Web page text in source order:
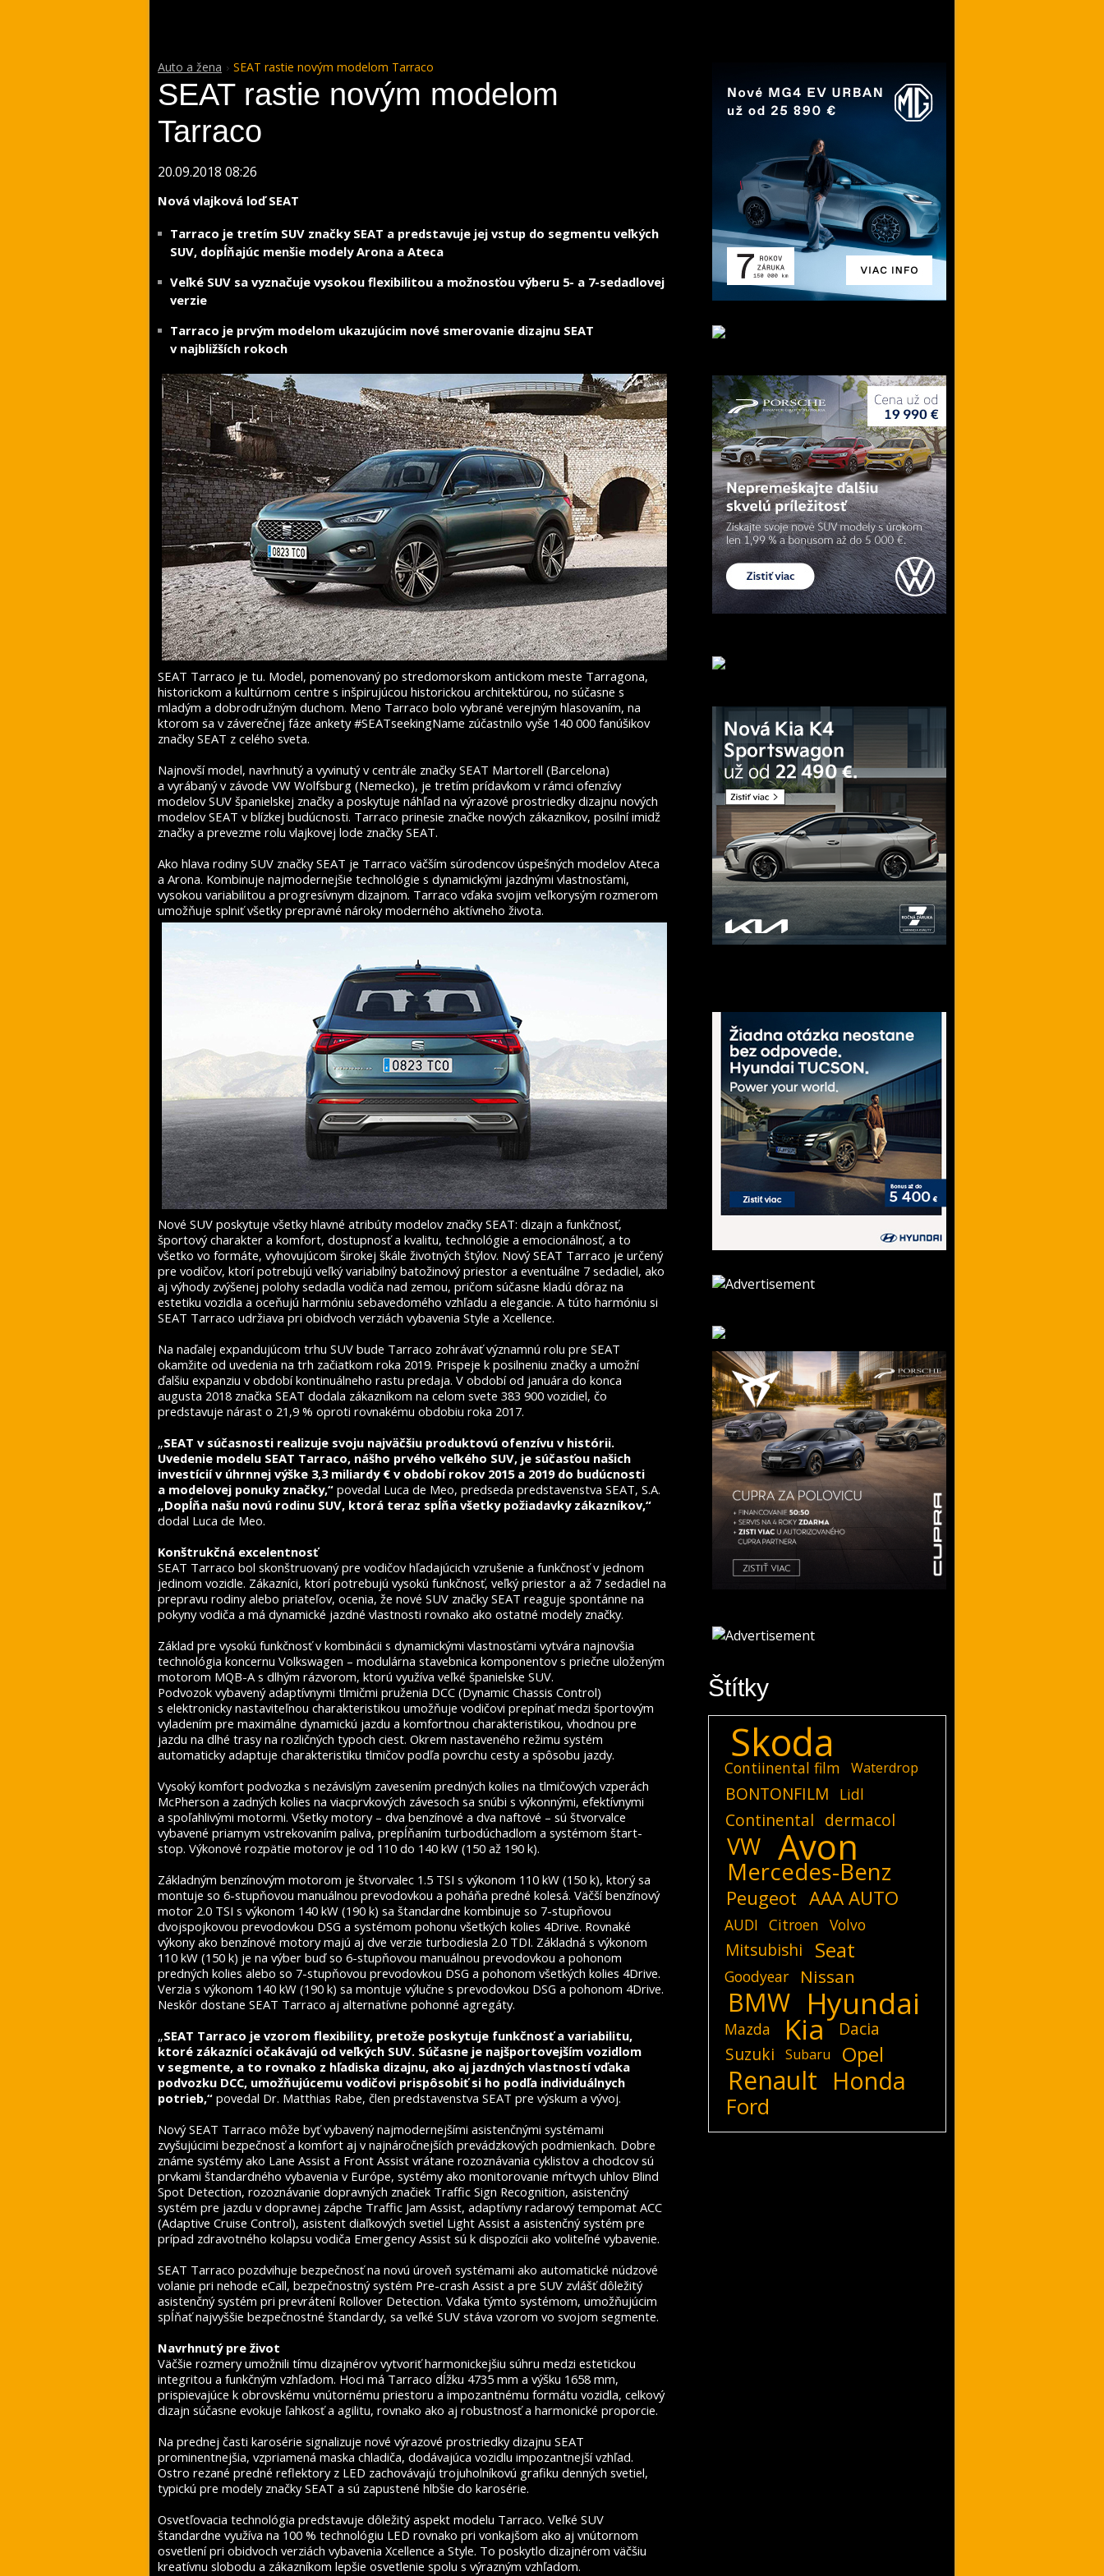
Auto a žena SEAT rastie novým modelom Tarraco
SEAT rastie novým modelom
Tarraco
20.09.2018 08:26
Nová vlajková loď SEAT
Tarraco je tretím SUV značky SEAT a predstavuje jej vstup do segmentu veľkých
SUV, dopĺňajúc menšie modely Arona a Ateca
Veľké SUV sa vyznačuje vysokou flexibilitou a možnosťou výberu 5- a 7-sedadlovej
verzie
Tarraco je prvým modelom ukazujúcim nové smerovanie dizajnu SEAT
v najbližších rokoch
SEAT Tarraco je tu. Model, pomenovaný po stredomorskom antickom meste Tarragona,
historickom a kultúrnom centre s inšpirujúcou historickou architektúrou, no súčasne s
mladým a dobrodružným duchom. Meno Tarraco bolo vybrané verejným hlasovaním, na
ktorom sa v záverečnej fáze ankety #SEATseekingName zúčastnilo vyše 140 000 fanúšikov
značky SEAT z celého sveta.
Najnovší model, navrhnutý a vyvinutý v centrále značky SEAT Martorell (Barcelona)
a vyrábaný v závode VW Wolfsburg (Nemecko), je tretím prídavkom v rámci ofenzívy
modelov SUV španielskej značky a poskytuje náhľad na výrazové prostriedky dizajnu nových
modelov SEAT v blízkej budúcnosti. Tarraco prinesie značke nových zákazníkov, posilní imidž
značky a prevezme rolu vlajkovej lode značky SEAT.
Ako hlava rodiny SUV značky SEAT je Tarraco väčším súrodencov úspešných modelov Ateca
a Arona. Kombinuje najmodernejšie technológie s dynamickými jazdnými vlastnosťami,
vysokou variabilitou a progresívnym dizajnom. Tarraco vďaka svojim veľkorysým rozmerom
umožňuje splniť všetky prepravné nároky moderného aktívneho života.
Nové SUV poskytuje všetky hlavné atribúty modelov značky SEAT: dizajn a funkčnosť,
športový charakter a komfort, dostupnosť a kvalitu, technológie a emocionálnosť, a to
všetko vo formáte, vyhovujúcom širokej škále životných štýlov. Nový SEAT Tarraco je určený
pre vodičov, ktorí potrebujú veľký variabilný batožinový priestor a eventuálne 7 sedadiel, ako
aj výhody zvýšenej polohy sedadla vodiča nad zemou, pričom súčasne kladú dôraz na
estetiku vozidla a oceňujú harmóniu sebavedomého vzhľadu a elegancie. A túto harmóniu si
SEAT Tarraco udržiava pri obidvoch verziách vybavenia Style a Xcellence.
Na naďalej expandujúcom trhu SUV bude Tarraco zohrávať významnú rolu pre SEAT
okamžite od uvedenia na trh začiatkom roka 2019. Prispeje k posilneniu značky a umožní
ďalšiu expanziu v období kontinuálneho rastu predaja. V období od januára do konca
augusta 2018 značka SEAT dodala zákazníkom na celom svete 383 900 vozidiel, čo
predstavuje nárast o 21,9 % oproti rovnakému obdobiu roka 2017.
„SEAT v súčasnosti realizuje svoju najväčšiu produktovú ofenzívu v histórii.
Uvedenie modelu SEAT Tarraco, nášho prvého veľkého SUV, je súčasťou našich
investícií v úhrnnej výške 3,3 miliardy € v období rokov 2015 a 2019 do budúcnosti
a modelovej ponuky značky,“ povedal Luca de Meo, predseda predstavenstva SEAT, S.A.
„Dopĺňa našu novú rodinu SUV, ktorá teraz spĺňa všetky požiadavky zákazníkov,“
dodal Luca de Meo.
Konštrukčná excelentnosť
SEAT Tarraco bol skonštruovaný pre vodičov hľadajúcich vzrušenie a funkčnosť v jednom
jedinom vozidle. Zákazníci, ktorí potrebujú vysokú funkčnosť, veľký priestor a až 7 sedadiel na
prepravu rodiny alebo priateľov, ocenia, že nové SUV značky SEAT reaguje spontánne na
pokyny vodiča a má dynamické jazdné vlastnosti rovnako ako ostatné modely značky.
Základ pre vysokú funkčnosť v kombinácii s dynamickými vlastnosťami vytvára najnovšia
technológia koncernu Volkswagen – modulárna stavebnica komponentov s priečne uloženým
motorom MQB-A s dlhým rázvorom, ktorú využíva veľké španielske SUV.
Podvozok vybavený adaptívnymi tlmičmi pruženia DCC (Dynamic Chassis Control)
s elektronicky nastaviteľnou charakteristikou umožňuje vodičovi prepínať medzi športovým
vyladením pre maximálne dynamickú jazdu a komfortnou charakteristikou, vhodnou pre
jazdu na dlhé trasy na rozličných typoch ciest. Okrem nastaveného režimu systém
automaticky adaptuje charakteristiku tlmičov podľa povrchu cesty a spôsobu jazdy.
Vysoký komfort podvozka s nezávislým zavesením predných kolies na tlmičových vzperách
McPherson a zadných kolies na viacprvkových závesoch sa snúbi s výkonnými, efektívnymi
a spoľahlivými motormi. Všetky motory – dva benzínové a dva naftové – sú štvorvalce
vybavené priamym vstrekovaním paliva, prepĺňaním turbodúchadlom a systémom štart-
stop. Výkonové rozpätie motorov je od 110 do 140 kW (150 až 190 k).
Základným benzínovým motorom je štvorvalec 1.5 TSI s výkonom 110 kW (150 k), ktorý sa
montuje so 6-stupňovou manuálnou prevodovkou a poháňa predné kolesá. Väčší benzínový
motor 2.0 TSI s výkonom 140 kW (190 k) sa štandardne kombinuje so 7-stupňovou
dvojspojkovou prevodovkou DSG a systémom pohonu všetkých kolies 4Drive. Rovnaké
výkony ako benzínové motory majú aj dve verzie turbodiesla 2.0 TDI. Základná s výkonom
110 kW (150 k) je na výber buď so 6-stupňovou manuálnou prevodovkou a pohonom
predných kolies alebo so 7-stupňovou prevodovkou DSG a pohonom všetkých kolies 4Drive.
Verzia s výkonom 140 kW (190 k) sa montuje výlučne s prevodovkou DSG a pohonom 4Drive.
Neskôr dostane SEAT Tarraco aj alternatívne pohonné agregáty.
„SEAT Tarraco je vzorom flexibility, pretože poskytuje funkčnosť a variabilitu,
ktoré zákazníci očakávajú od veľkých SUV. Súčasne je najšportovejším vozidlom
v segmente, a to rovnako z hľadiska dizajnu, ako aj jazdných vlastností vďaka
podvozku DCC, umožňujúcemu vodičovi prispôsobiť si ho podľa individuálnych
potrieb,“ povedal Dr. Matthias Rabe, člen predstavenstva SEAT pre výskum a vývoj.
Nový SEAT Tarraco môže byť vybavený najmodernejšími asistenčnými systémami
zvyšujúcimi bezpečnosť a komfort aj v najnáročnejších prevádzkových podmienkach. Dobre
známe systémy ako Lane Assist a Front Assist vrátane rozoznávania cyklistov a chodcov sú
prvkami štandardného vybavenia v Európe, systémy ako monitorovanie mŕtvych uhlov Blind
Spot Detection, rozoznávanie dopravných značiek Traffic Sign Recognition, asistenčný
systém pre jazdu v dopravnej zápche Traffic Jam Assist, adaptívny radarový tempomat ACC
(Adaptive Cruise Control), asistent diaľkových svetiel Light Assist a asistenčný systém pre
prípad zdravotného kolapsu vodiča Emergency Assist sú k dispozícii ako voliteľné vybavenie.
SEAT Tarraco pozdvihuje bezpečnosť na novú úroveň systémami ako automatické núdzové
volanie pri nehode eCall, bezpečnostný systém Pre-crash Assist a pre SUV zvlášť dôležitý
asistenčný systém pri prevrátení Rollover Detection. Vďaka týmto systémom, umožňujúcim
spĺňať najvyššie bezpečnostné štandardy, sa veľké SUV stáva vzorom vo svojom segmente.
Navrhnutý pre život
Väčšie rozmery umožnili tímu dizajnérov vytvoriť harmonickejšiu súhru medzi estetickou
integritou a funkčným vzhľadom. Hoci má Tarraco dĺžku 4735 mm a výšku 1658 mm,
prispievajúce k obrovskému vnútornému priestoru a impozantnému formátu vozidla, celkový
dizajn súčasne evokuje ľahkosť a agilitu, rovnako ako aj robustnosť a harmonické proporcie.
Na prednej časti karosérie signalizuje nové výrazové prostriedky dizajnu SEAT
prominentnejšia, vzpriamená maska chladiča, dodávajúca vozidlu impozantnejší vzhľad.
Ostro rezané predné reflektory z LED zachovávajú trojuholníkovú grafiku denných svetiel,
typickú pre modely značky SEAT a sú zapustené hlbšie do karosérie.
Osvetľovacia technológia predstavuje dôležitý aspekt modelu Tarraco. Veľké SUV
štandardne využíva na 100 % technológiu LED rovnako pri vonkajšom ako aj vnútornom
osvetlení pri obidvoch verziách vybavenia Xcellence a Style. To poskytlo dizajnérom väčšiu
kreatívnu slobodu a zákazníkom lepšie osvetlenie spolu s výrazným vzhľadom.
Štítky
Skoda
Contiinental film Waterdrop
BONTONFILM Lidl
Continental dermacol
VW Avon
Mercedes-Benz
Peugeot AAA AUTO
AUDI Citroen Volvo
Mitsubishi Seat
Goodyear Nissan
BMW Hyundai
Mazda Kia
Dacia
Suzuki
Subaru Opel
Renault Honda
Ford